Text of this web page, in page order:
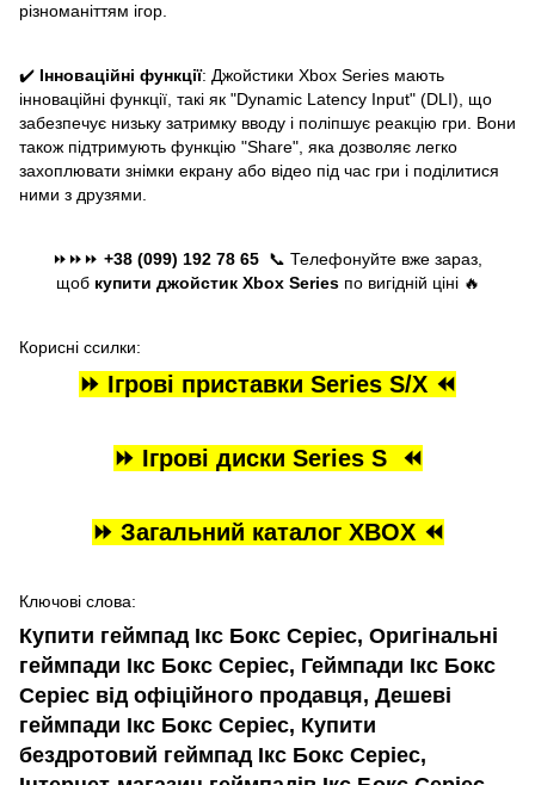
різноманіттям ігор.
✔️ Інноваційні функції: Джойстики Xbox Series мають
інноваційні функції, такі як "Dynamic Latency Input" (DLI), що
забезпечує низьку затримку вводу і поліпшує реакцію гри. Вони
також підтримують функцію "Share", яка дозволяє легко
захоплювати знімки екрану або відео під час гри і поділитися
ними з друзями.
⏩⏩⏩ +38 (099) 192 78 65 📞 Телефонуйте вже зараз,
щоб купити джойстик Xbox Seriesпо вигідній ціні 🔥
Корисні ссилки:
⏩ Ігрові приставки Series S/X ⏪
⏩ Ігрові диски Series S ⏪
⏩ Загальний каталог XBOX ⏪
Ключові слова:
Купити геймпад Ікс Бокс Серіес, Оригінальні
геймпади Ікс Бокс Серіес, Геймпади Ікс Бокс
Серіес від офіційного продавця, Дешеві
геймпади Ікс Бокс Серіес, Купити
бездротовий геймпад Ікс Бокс Серіес,